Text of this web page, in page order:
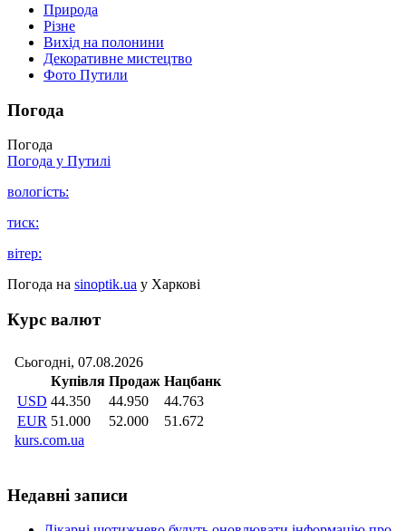
Природа
Різне
Вихід на полонини
Декоративне мистецтво
Фото Путили
Погода
Погода
Погода у Путилі
вологість:
тиск:
вітер:
Погода на sinoptik.ua у Харкові
Курс валют
Недавні записи